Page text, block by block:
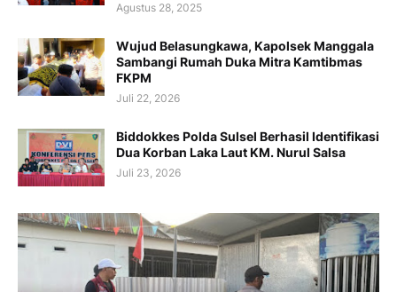
Agustus 28, 2025
Wujud Belasungkawa, Kapolsek Manggala
Sambangi Rumah Duka Mitra Kamtibmas
FKPM
Juli 22, 2026
Biddokkes Polda Sulsel Berhasil Identifikasi
Dua Korban Laka Laut KM. Nurul Salsa
Juli 23, 2026